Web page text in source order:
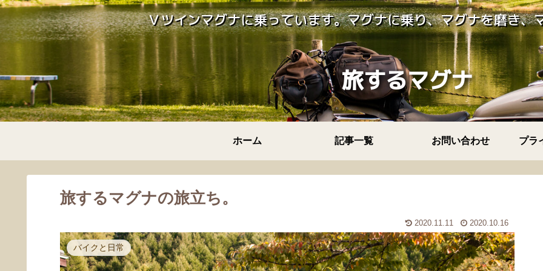
Ｖツインマグナに乗っています。マグナに乗り、マグナを磨き、
旅するマグナ
ホーム 記事一覧 お問い合わせ プラ
旅するマグナの旅立ち。
2020.11.11 2020.10.16
バイクと日常